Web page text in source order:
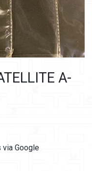
A-
Google